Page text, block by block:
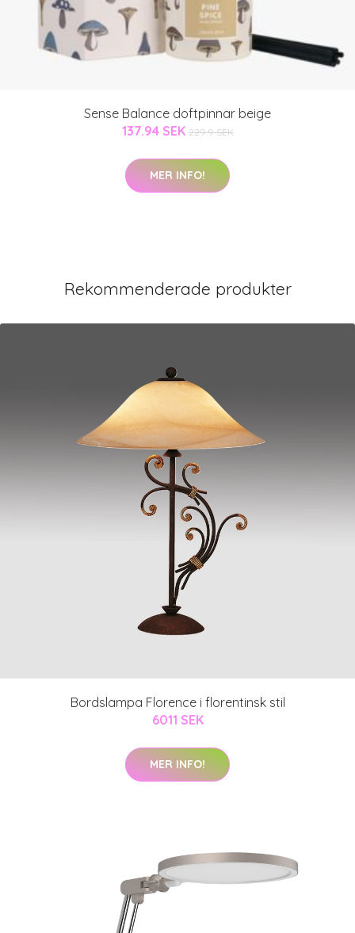
Sense Balance doftpinnar beige
137.94 SEK 229.9 SEK
MER INFO!
Rekommenderade produkter
Bordslampa Florence i florentinsk stil
6011 SEK
MER INFO!